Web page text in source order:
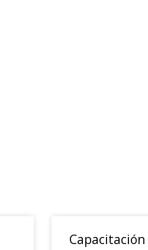
Capacitación